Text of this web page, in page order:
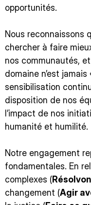
opportunités.
Nous reconnaissons
chercher à faire
nos communautés,
domaine n’est
sensibilisation
disposition de nos
l’impact de nos
humanité et humilité.
Notre engagement
fondamentales. En
complexes (
changement (Agir